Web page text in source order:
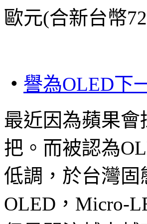
歐元(合新台幣
‧ 譽為OLED下
最近因為蘋果
把。而被認為
低調，於台灣
OLED，Micro-